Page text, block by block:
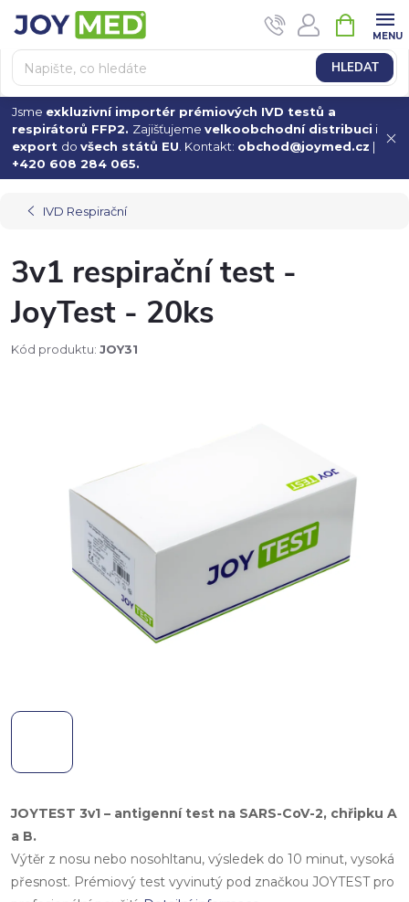
na
obsah
HLEDAT
KOŠÍK
Jsme exkluzivní importér prémiových IVD testů a
respirátorů FFP2. Zajišťujeme velkoobchodní distribuci i
export do všech států EU . Kontakt: obchod@joymed.cz |
+420 608 284 065.
IVD Respirační
3v1 respirační test -
JoyTest - 20ks
Kód produktu: JOY31
JOYTEST 3v1 – antigenní test na SARS-CoV-2, chřipku A
a B.
Výtěr z nosu nebo nosohltanu, výsledek do 10 minut, vysoká
přesnost. Prémiový test vyvinutý pod značkou JOYTEST pro